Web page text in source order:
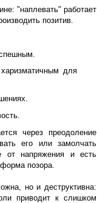
"наплевать" работает
позитив.
для
через преодоление
его или замолчать
от напряжения и есть
позора.
но и деструктивна:
приводит к слишком